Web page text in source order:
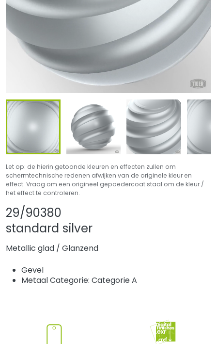
Let op: de hierin getoonde kleuren en effecten zullen om
schermtechnische redenen afwijken van de originele kleur en
effect. Vraag om een origineel gepoedercoat staal om de kleur /
het effect te controleren.
29/90380
standard silver
Metallic glad / Glanzend
Gevel
Metaal Categorie: Categorie A